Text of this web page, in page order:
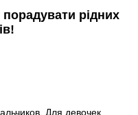
порадувати рідних
Для девочек